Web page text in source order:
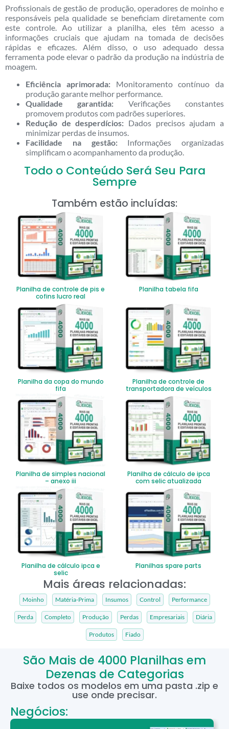
Profissionais de gestão de produção, operadores de moinho e
responsáveis pela qualidade se beneficiam diretamente com
este controle. Ao utilizar a planilha, eles têm acesso a
informações cruciais que ajudam na tomada de decisões
rápidas e eficazes. Além disso, o uso adequado dessa
ferramenta pode elevar o padrão da produção na indústria de
moagem.
Eficiência aprimorada:Monitoramento contínuo da
produção garante melhor performance.
Qualidade garantida: Verificações constantes
promovem produtos com padrões superiores.
Redução de desperdícios: Dados precisos ajudam a
minimizar perdas de insumos.
Facilidade na gestão:Informações organizadas
simplificam o acompanhamento da produção.
Todo o Conteúdo Será Seu Para
Sempre
Também estão incluídas:
Planilha de controle de pis e
cofins lucro real
Planilha tabela fifa
Planilha da copa do mundo
fifa
Planilha de controle de
transportadora de veículos
Planilha de simples nacional
– anexo iii
Planilha de cálculo de ipca
com selic atualizada
Planilha de cálculo ipca e
selic
Planilhas spare parts
Mais áreas relacionadas:
Moinho Matéria-Prima Insumos Control Performance
Perda Completo Produção Perdas Empresariais Diária
Produtos Fiado
São Mais de 4000 Planilhas em
Dezenas de Categorias
Baixe todos os modelos em uma pasta .zip e
use onde precisar.
Negócios: